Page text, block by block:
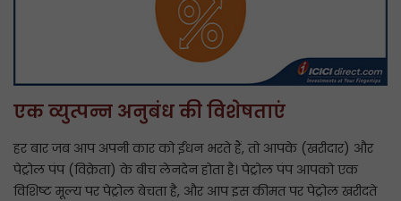
एक व्युत्पन्न अनुबंध की विशेषताएं
हर बार जब आप अपनी कार को ईंधन भरते हैं, तो आपके (खरीदार) और
पेट्रोल पंप (विक्रेता) के बीच लेनदेन होता है। पेट्रोल पंप आपको एक
विशिष्ट मूल्य पर पेट्रोल बेचता है, और आप इस कीमत पर पेट्रोल खरीदते